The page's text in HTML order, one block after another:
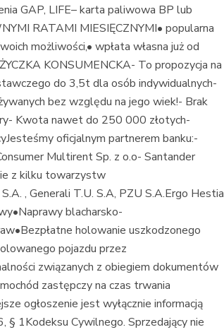
GAP, LIFE– karta paliwowa BP lub
RATAMI MIESIĘCZNYMI• popularna
możliwości,• wpłata własna już od
KONSUMENCKA- To propozycja na
do 3,5t dla osób indywidualnych-
bez względu na jego wiek!- Brak
Kwota nawet do 250 000 złotych-
oficjalnym partnerem banku:-
Multirent Sp. z o.o- Santander
z kilku towarzystw
, Generali T.U. S.A, PZU S.A.Ergo Hestia
blacharsko-
holowanie uszkodzonego
pojazdu przez
związanych z obiegiem dokumentów
zastępczy na czas trwania
ogłoszenie jest wyłącznie informacją
1Kodeksu Cywilnego. Sprzedający nie